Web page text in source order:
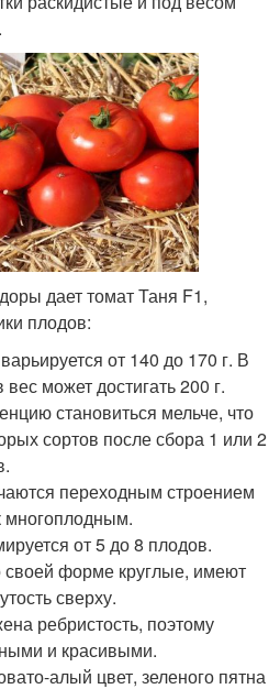
дает томат Таня F1,
плодов:
от 140 до 170 г. В
может достигать 200 г.
становиться мельче, что
сортов после сбора 1 или 2
переходным строением
многоплодным.
от 5 до 8 плодов.
форме круглые, имеют
сверху.
ребристость, поэтому
и красивыми.
алый цвет, зеленого пятна